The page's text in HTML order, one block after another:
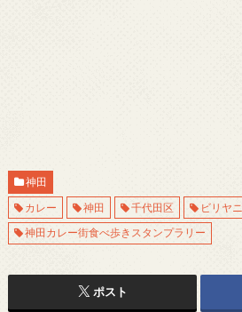
神田
カレー
神田 千代田区
ビリヤニ
神田カレー街食べ歩きスタンプラリー
ポスト